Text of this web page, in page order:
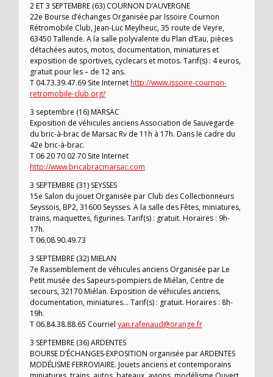
2 ET 3 SEPTEMBRE (63) COURNON D’AUVERGNE
22e Bourse d’échanges Organisée par Issoire Cournon
Rétromobile Club, Jean-Luc Meylheuc, 35 route de Veyre,
63450 Tallende. A la salle polyvalente du Plan d’Eau, pièces
détachées autos, motos, documentation, miniatures et
exposition de sportives, cyclecars et motos. Tarif(s) : 4 euros,
gratuit pour les – de 12 ans.
T 04.73.39.47.69 Site Internethttp://www.issoire-cournon-
retromobile-club.org/
3 septembre (16) MARSAC
Exposition de véhicules anciens Association de Sauvegarde
du bric-à-brac de Marsac Rv de 11h à 17h. Dans le cadre du
42e bric-à-brac.
T 06 20 70 02 70 Site Internet
http://www.bricabracmarsac.com
3 SEPTEMBRE (31) SEYSSES
15e Salon du jouet Organisée par Club des Collectionneurs
Seyssois, BP2, 31600 Seysses. A la salle des Fêtes, miniatures,
trains, maquettes, figurines. Tarif(s) : gratuit. Horaires : 9h-
17h.
T 06.08.90.49.73
3 SEPTEMBRE (32) MIELAN
7e Rassemblement de véhicules anciens Organisée par Le
Petit musée des Sapeurs-pompiers de Miélan, Centre de
secours, 32170 Miélan. Exposition de véhicules anciens,
documentation, miniatures… Tarif(s) : gratuit. Horaires : 8h-
19h.
T 06.84.38.88.65 Courriel yan.rafenaud@orange.fr
3 SEPTEMBRE (36) ARDENTES
BOURSE D’ÉCHANGES-EXPOSITION organisée par ARDENTES
MODÉLISME FERROVIAIRE. Jouets anciens et contemporains